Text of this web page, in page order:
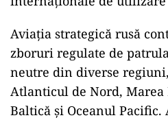
Aviația strategică rusă
zboruri regulate de
neutre din diverse
Atlanticul de Nord, Marea
Baltică și Oceanul Pacific.